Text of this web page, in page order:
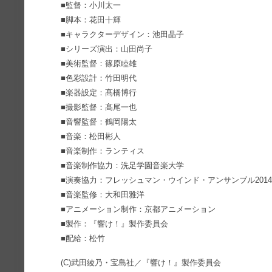
■監督：小川太一
■脚本：花田十輝
■キャラクターデザイン：池田晶子
■シリーズ演出：山田尚子
■美術監督：篠原睦雄
■色彩設計：竹田明代
■楽器設定：髙橋博行
■撮影監督：髙尾一也
■音響監督：鶴岡陽太
■音楽：松田彬人
■音楽制作：ランティス
■音楽制作協力：洗足学園音楽大学
■演奏協力：フレッシュマン・ウインド・アンサンブル2014
■音楽監修：大和田雅洋
■アニメーション制作：京都アニメーション
■製作：『響け！』製作委員会
■配給：松竹
(C)武田綾乃・宝島社／『響け！』製作委員会